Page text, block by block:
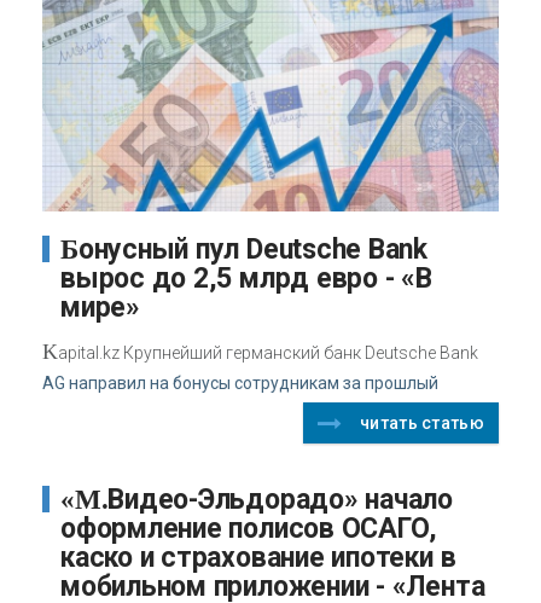
Бонусный пул Deutsche Bank
вырос до 2,5 млрд евро - «В
мире»
Kapital.kz Крупнейший германский банк Deutsche Bank
AG направил на бонусы сотрудникам за прошлый
читать статью
«М.Видео-Эльдорадо» начало
оформление полисов ОСАГО,
каско и страхование ипотеки в
мобильном приложении - «Лента